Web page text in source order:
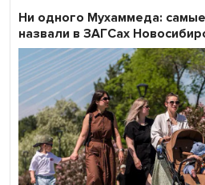
Ни одного Мухаммеда:
назвали в ЗАГСах